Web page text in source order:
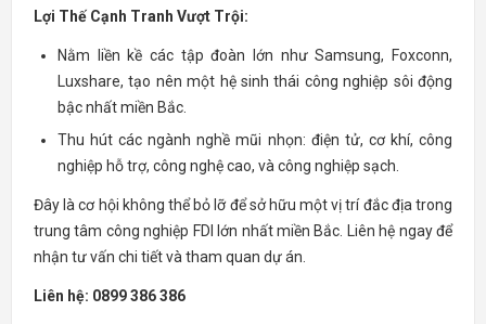
Lợi Thế Cạnh Tranh Vượt Trội:
Nằm liền kề các tập đoàn lớn như Samsung, Foxconn,
Luxshare, tạo nên một hệ sinh thái công nghiệp sôi động
bậc nhất miền Bắc.
Thu hút các ngành nghề mũi nhọn: điện tử, cơ khí, công
nghiệp hỗ trợ, công nghệ cao, và công nghiệp sạch.
Đây là cơ hội không thể bỏ lỡ để sở hữu một vị trí đắc địa trong
trung tâm công nghiệp FDI lớn nhất miền Bắc. Liên hệ ngay để
nhận tư vấn chi tiết và tham quan dự án.
Liên hệ: 0899 386 386